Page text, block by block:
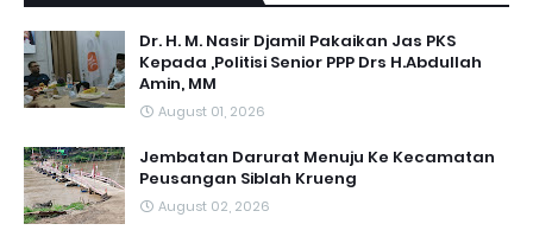
Dr. H. M. Nasir Djamil Pakaikan Jas PKS
Kepada ,Politisi Senior PPP Drs H.Abdullah
Amin, MM
August 01, 2026
Jembatan Darurat Menuju Ke Kecamatan
Peusangan Siblah Krueng
August 02, 2026